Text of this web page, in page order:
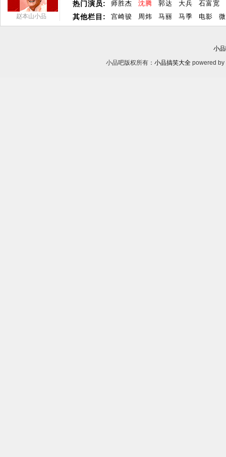
赵本山小品
热门演员:
其他栏目:
师胜杰 沈腾 郭达 大兵
石富宽
宫崎骏
周炜 马丽 马季 电影
小
小品吧版权所有： 小品搞笑大全 powered by